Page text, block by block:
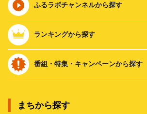
ふるラボチャンネルから探す
ランキングから探す
番組・特集・キャンペーンから探す
まちから探す